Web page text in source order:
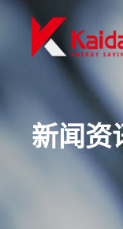
新闻资